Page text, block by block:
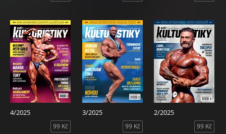
4/2025
99 Kč
3/2025
99 Kč
2/2025
99 Kč